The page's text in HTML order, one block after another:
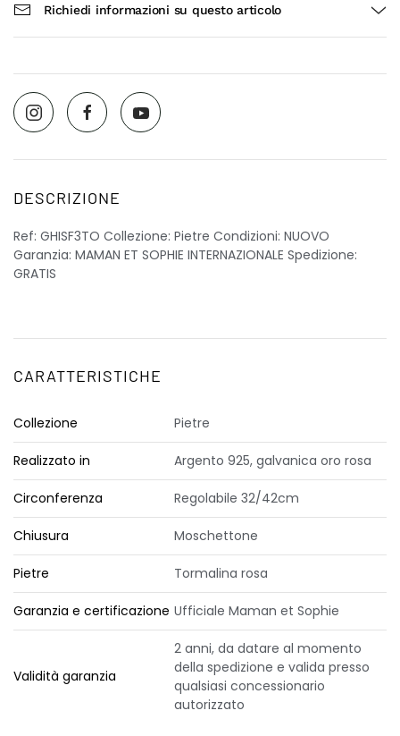
Richiedi informazioni su questo articolo
DESCRIZIONE
Ref: GHISF3TO Collezione: Pietre Condizioni: NUOVO
Garanzia: MAMAN ET SOPHIE INTERNAZIONALE Spedizione:
GRATIS
CARATTERISTICHE
Collezione Pietre
Realizzato in Argento 925, galvanica oro rosa
Circonferenza Regolabile 32/42cm
Chiusura Moschettone
Pietre Tormalina rosa
Garanzia e certificazione Ufficiale Maman et Sophie
Validità garanzia
2 anni, da datare al momento
della spedizione e valida presso
qualsiasi concessionario
autorizzato